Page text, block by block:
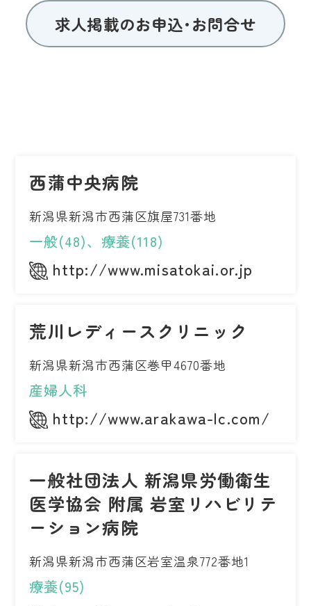
求人掲載のお申込･お問合せ
西蒲中央病院
新潟県新潟市西蒲区旗屋731番地
一般(48)、療養(118)
http://www.misatokai.or.jp
荒川レディースクリニック
新潟県新潟市西蒲区巻甲4670番地
産婦人科
http://www.arakawa-lc.com/
一般社団法人 新潟県労働衛生
医学協会 附属 岩室リハビリテ
ーション病院
新潟県新潟市西蒲区岩室温泉772番地1
療養(95)